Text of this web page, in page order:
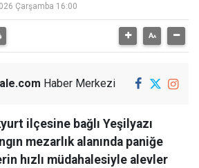
Çarşamba 16:00
Haber Merkezi
ilçesine bağlı Yeşilyazı
mezarlık alanında paniğe
hızlı müdahalesiyle alevler